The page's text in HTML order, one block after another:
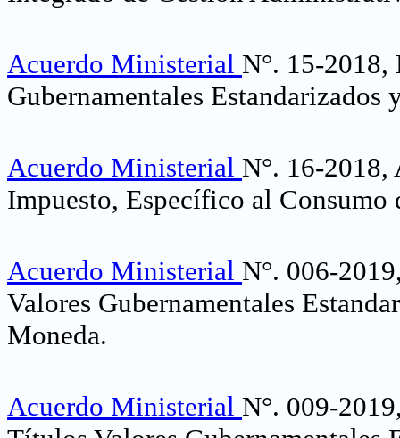
Acuerdo Ministerial N°. 15-2018,
Gubernamentales Estandarizados
Acuerdo Ministerial N°. 16-
Impuesto, Específico al
Acuerdo Ministerial N°. 006-
Valores Gubernamentales
Moneda.
Acuerdo Ministerial N°. 009-